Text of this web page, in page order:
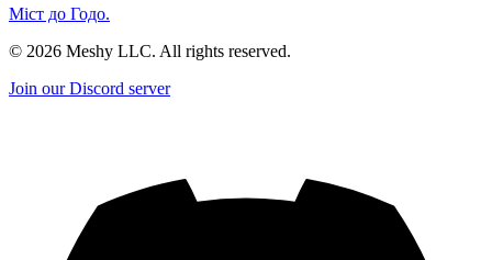
Міст до Годо.
© 2026 Meshy LLC. All rights reserved.
Join our Discord server